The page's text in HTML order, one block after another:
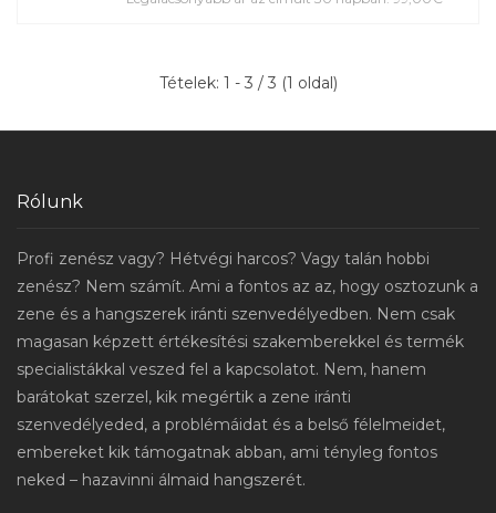
Tételek: 1 - 3 / 3 (1 oldal)
Rólunk
Profi zenész vagy? Hétvégi harcos? Vagy talán hobbi
zenész? Nem számít. Ami a fontos az az, hogy osztozunk a
zene és a hangszerek iránti szenvedélyedben. Nem csak
magasan képzett értékesítési szakemberekkel és termék
specialistákkal veszed fel a kapcsolatot. Nem, hanem
barátokat szerzel, kik megértik a zene iránti
szenvedélyeded, a problémáidat és a belső félelmeidet,
embereket kik támogatnak abban, ami tényleg fontos
neked – hazavinni álmaid hangszerét.